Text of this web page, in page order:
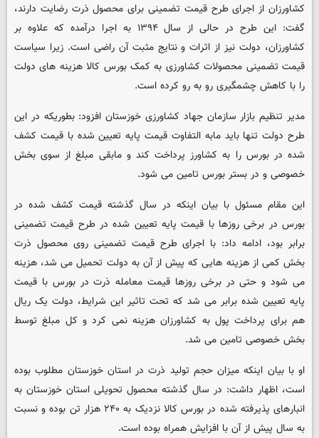
کشاورزان از اجرای طرح قیمت تضمینی برای محصول ذرت رضایت دارند،
گفت: این طرح در حالی از سال ۱۳۹۴ به اجرا درآمده که علاوه بر
کشاورزان، دولت نیز از اثرات و نتایج مثبت آن راضی است. زیرا سیاست
قیمت تضمینی محصولات کشاورزی به کمک بورس کالا هزینه های دولت
را با کاهش چشمگیری رو به رو کرده است.
مدیر تنظیم بازار سازمان جهاد کشاورزی خوزستان افزود: بطوریکه در این
طرح دولت تنها باید مابه التفاوت قیمت پایه تعیین شده با قیمت کشف
شده در بورس را به کشاورز پرداخت کند و مابقی مبلغ از سوی بخش
خصوصی و در بستر بورس تامین می شود.
این مقام مسئول با بیان اینکه در سال گذشته قیمت کشف شده در
بورس در برخی روزها با قیمت پایه تعیین شده در طرح قیمت تضمینی
برابر بود، ادامه داد: با اجرای طرح قیمت تضمینی روی محصول ذرت
بخش کمی از هزینه هایی که پیش از آن به دولت تحمیل می شد، هزینه
می شود و حتی در برخی روزها قیمت معامله ذرت در بورس با قیمت
پایه تعیین شده برابر می شد که تحت تاثیر این شرایط، دولت یک ریال
هم برای پرداخت پول به کشاورزان هزینه نمی کرد و کل مبلغ توسط
بخش خصوصی تامین می شد.
او با بیان اینکه میزان حجم تولید ذرت در استان خوزستان مطلوب بوده
است، اظهار داشت: در سال گذشته محصول تحویلی استان خوزستان به
انبارهای پذیرفته شده در بورس کالا نزدیک به ۲۴۰ هزار تن بوده و نسبت
به سال پیش از آن با افزایش همراه بوده است.